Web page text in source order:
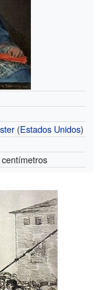
(Estados Unidos)